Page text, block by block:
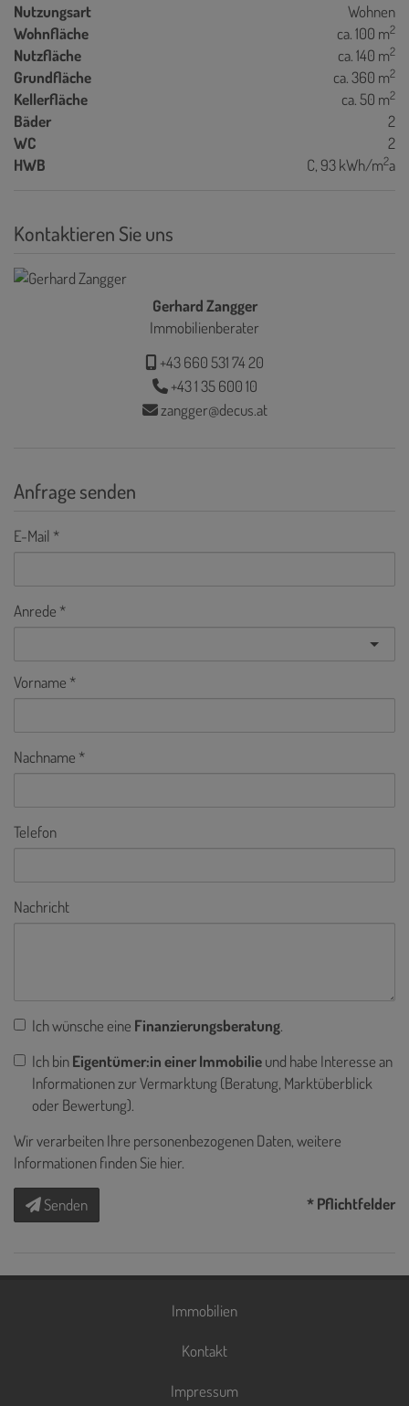
Nutzungsart
Wohnen
Wohnfläche
ca. 100 m2
Nutzfläche ca. 140 m2
Grundfläche ca. 360 m2
Kellerfläche ca. 50 m2
Bäder
2
WC
2
HWB
C, 93 kWh/m2a
Kontaktieren Sie uns
Gerhard Zangger
Immobilienberater
+43 660 531 74 20
+43 1 35 600 10
zangger@decus.at
Anfrage senden
E-Mail
Anrede
Vorname
Nachname
Telefon
Nachricht
Ich wünsche eine Finanzierungsberatung.
Ich binEigentümer:in einer Immobilieund habe Interesse an
Informationen zur Vermarktung (Beratung, Marktüberblick
oder Bewertung).
Wir verarbeiten Ihre personenbezogenen Daten, weitere
Informationen finden Sie hier.
Senden * Pflichtfelder
Immobilien
Kontakt
Impressum